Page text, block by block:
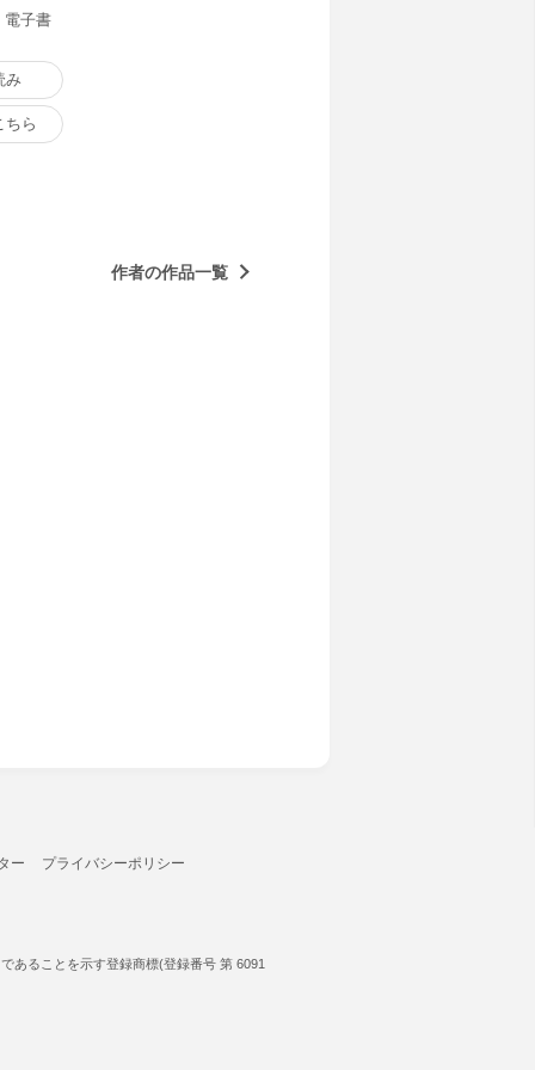
電子書
み
ちら
作者の作品一覧
ー プライバシーポリシー
あることを示す登録商標(登録番号 第 6091